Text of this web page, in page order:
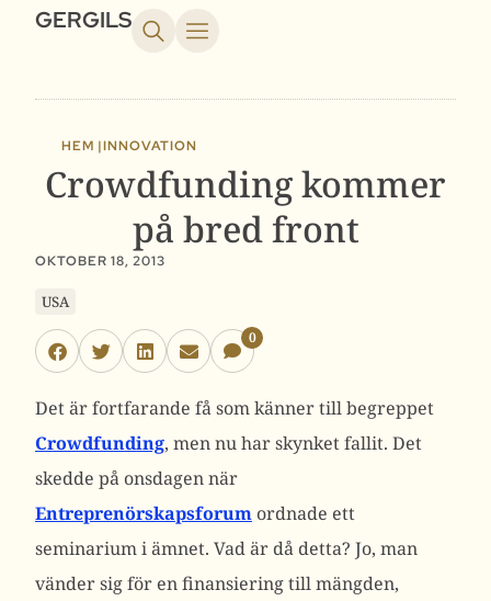
GERGILS
HEM |INNOVATION
Crowdfunding kommer
på bred front
OKTOBER 18, 2013
USA
0
Det är fortfarande få som känner till begreppet
Crowdfunding, men nu har skynket fallit. Det
skedde på onsdagen när
Entreprenörskapsforum ordnade ett
seminarium i ämnet. Vad är då detta? Jo, man
vänder sig för en finansiering till mängden,